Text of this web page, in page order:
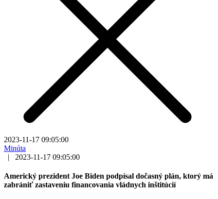
2023-11-17 09:05:00
Minúta
|
2023-11-17 09:05:00
Americký prezident Joe Biden podpísal dočasný plán, ktorý má
zabrániť zastaveniu financovania vládnych inštitúcií